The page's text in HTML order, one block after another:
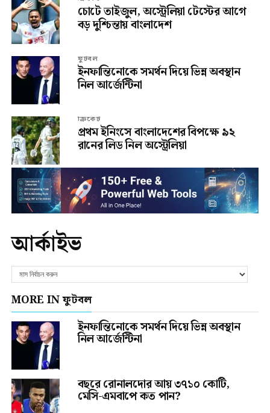
চোটে তাইজুল, অস্ট্রেলিয়া টেস্টের আগে
বড় দুশ্চিন্তায় বাংলাদেশ
ফুটবল
ইনফান্তিনোকে সমর্থন দিয়ে ভিন্ন অবস্থান
নিল আর্জেন্টিনা
ক্রিকেট
প্রথম ইনিংসে বাংলাদেশের বিপক্ষে ৯২
রানের লিড নিল অস্ট্রেলিয়া
আর্কাইভ
MORE IN ফুটবল
ইনফান্তিনোকে সমর্থন দিয়ে ভিন্ন অবস্থান
নিল আর্জেন্টিনা
বছরে রোনালদোর আয় ৩৭১০ কোটি,
মেসি-এমবাপে কত পান?